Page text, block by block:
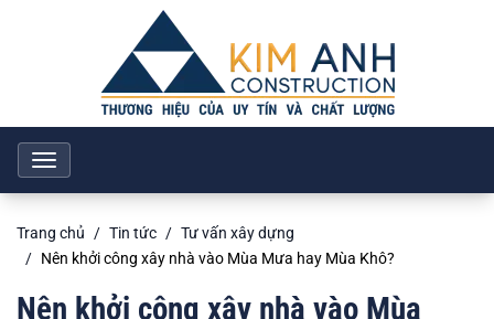
Toggle
navigation
Trang chủ Tin tức
Tư vấn xây dựng
Nên khởi công xây nhà vào Mùa Mưa hay Mùa Khô?
Nên khởi công xây nhà vào Mùa